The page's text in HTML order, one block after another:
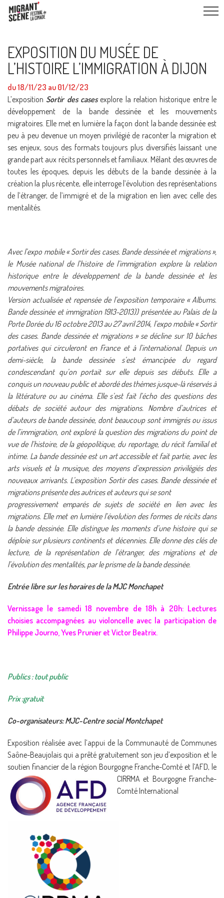
EXPOSITION DU MUSÉE DE
L’HISTOIRE L’IMMIGRATION À DIJON
du 18/11/23 au 01/12/23
L’exposition Sortir des cases explore la relation historique entre le
développement de la bande dessinée et les mouvements
migratoires. Elle met en lumière la façon dont la bande dessinée est
peu à peu devenue un moyen privilégié de raconter la migration et
ses enjeux, sous des formats toujours plus diversifiés laissant une
grande part aux récits personnels et familiaux. Mêlant des œuvres de
toutes les époques, depuis les débuts de la bande dessinée à la
création la plus récente, elle interroge l’évolution des représentations
de l’étranger, de l’immigré et de la migration en lien avec celle des
mentalités.
Avec l’expo mobile « Sortir des cases. Bande dessinée et migrations »,
le Musée national de l’histoire de l’immigration explore la relation
historique entre le développement de la bande dessinée et les
mouvements migratoires.
Version actualisée et repensée de l’exposition temporaire « Albums.
Bande dessinée et immigration 1913-2013)) présentée au Palais de la
Porte Dorée du 16 octobre 2013 au 27 avril 2014, l’expo mobile « Sortir
des cases. Bande dessinée et migrations » se décline sur 10 bâches
portatives qui circuleront en France et à l’international. Depuis un
demi-siècle, la bande dessinée s’est émancipée du regard
condescendant qu’on portait sur elle depuis ses débuts. Elle a
conquis un nouveau public et abordé des thèmes jusque-là réservés à
la littérature ou au cinéma. Elle s’est fait l’écho des questions des
débats de société autour des migrations. Nombre d’autrices et
d’auteurs de bande dessinée, dont beaucoup sont immigrés ou issus
de l’immigration, ont exploré la question des migrations du point de
vue de l’histoire, de la géopolitique, du reportage, du récit familial et
intime. La bande dessinée est un art accessible et fait partie, avec les
arts visuels et la musique, des moyens d’expression privilégiés des
nouveaux arrivants. L’exposition Sortir des cases. Bande dessinée et
migrations présente des autrices et auteurs qui se sont
progressivement emparés de sujets de société en lien avec les
migrations. Elle met en lumière l’évolution des formes de récits dans
la bande dessinée. Elle distingue les moments d’une histoire qui se
déploie sur plusieurs continents et décennies. Elle donne des clés de
lecture, de la représentation de l’étranger, des migrations et de
l’évolution des mentalités, par le prisme de la bande dessinée.
Entrée libre sur les horaires de la MJC Monchapet
Vernissage le samedi 18 novembre de 18h à 20h: Lectures
choisies accompagnées au violoncelle avec la participation de
Philippe Journo, Yves Prunier et Victor Beatrix.
Publics :tout public
Prix :gratuit
Co-organisateurs:MJC-Centre social Montchapet
Exposition réalisée avec l’appui de la Communauté de Communes
Saône-Beaujolais qui a prêté gratuitement son jeu d’exposition et le
soutien financier de la région Bourgogne Franche-Comté et l’AFD, le
CIRRMA et Bourgogne Franche-
Comté International